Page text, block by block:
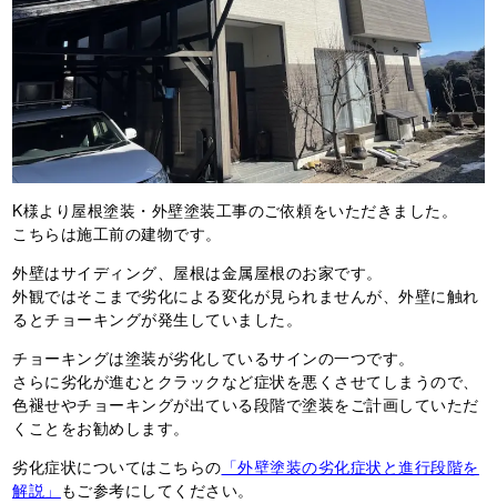
K様より屋根塗装・外壁塗装工事のご依頼をいただきました。
こちらは施工前の建物です。
外壁はサイディング、屋根は金属屋根のお家です。
外観ではそこまで劣化による変化が見られませんが、外壁に触れ
るとチョーキングが発生していました。
チョーキングは塗装が劣化しているサインの一つです。
さらに劣化が進むとクラックなど症状を悪くさせてしまうので、
色褪せやチョーキングが出ている段階で塗装をご計画していただ
くことをお勧めします。
劣化症状についてはこちらの 「外壁塗装の劣化症状と進行段階を
解説」 もご参考にしてください。